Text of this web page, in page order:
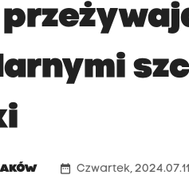
date_range Czwartek,